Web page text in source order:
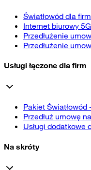
Światłowód dla firm
Internet biurowy
Przedłużenie
Przedłużenie
Usługi łączone dla firm
Pakiet Światłowód
Przedłuż umowę
Usługi dodatkowe
Na skróty